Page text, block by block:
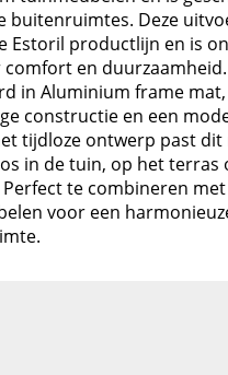
buitenruimtes. Deze
Estoril productlijn en is
comfort en
in Aluminium frame
constructie en een
tijdloze ontwerp past dit
in de tuin, op het terras
te combineren
voor een